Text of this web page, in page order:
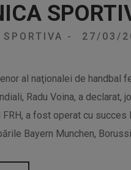
- 27/03/
al naţionalei de handbal
Radu Voina, a declarat,
a fost operat cu
Bayern Munchen,